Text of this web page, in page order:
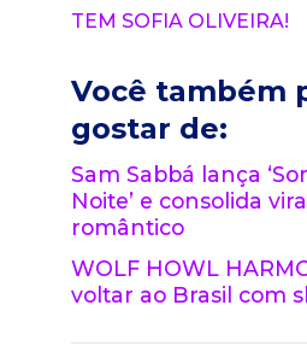
TEM SOFIA OLIVEIRA!
Você também
gostar de:
Sam Sabbá lança
Noite’ e consolida
romântico
WOLF HOWL
voltar ao Brasil com